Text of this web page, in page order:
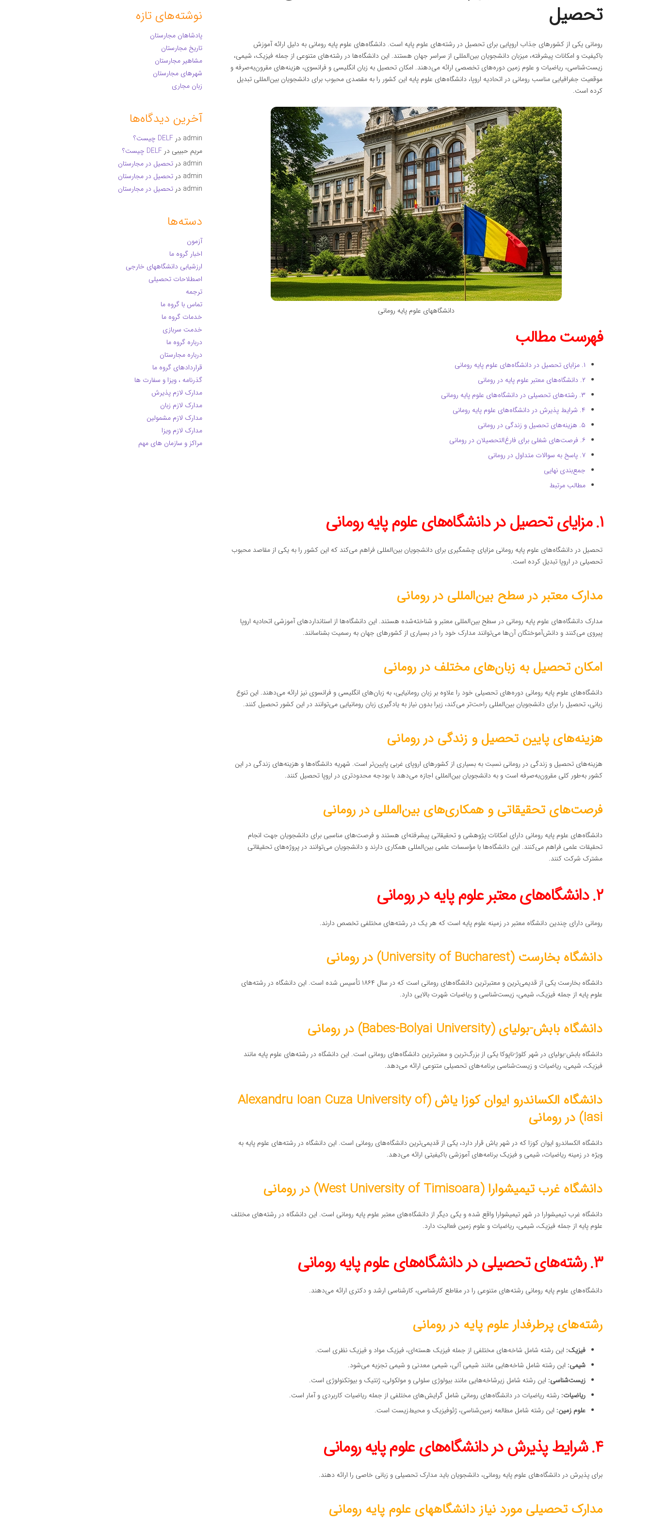
تحصیل
رومانی یکی از کشورهای جذاب اروپایی برای تحصیل در رشته‌های علوم پایه است. دانشگاه‌های علوم پایه رومانی به دلیل ارائه آموزش
باکیفیت و امکانات پیشرفته، میزبان دانشجویان بین‌المللی از سراسر جهان هستند. این دانشگاه‌ها در رشته‌های متنوعی از جمله فیزیک، شیمی،
زیست‌شناسی، ریاضیات و علوم زمین دوره‌های تخصصی ارائه می‌دهند. امکان تحصیل به زبان انگلیسی و فرانسوی، هزینه‌های مقرون‌به‌صرفه و
موقعیت جغرافیایی مناسب رومانی در اتحادیه اروپا، دانشگاه‌های علوم پایه این کشور را به مقصدی محبوب برای دانشجویان بین‌المللی تبدیل
کرده است.
دانشگاههای علوم پایه رومانی
فهرست مطالب
۱. مزایای تحصیل در دانشگاه‌های علوم پایه رومانی
۲. دانشگاه‌های معتبر علوم پایه در رومانی
۳. رشته‌های تحصیلی در دانشگاه‌های علوم پایه رومانی
۴. شرایط پذیرش در دانشگاه‌های علوم پایه رومانی
۵. هزینه‌های تحصیل و زندگی در رومانی
۶. فرصت‌های شغلی برای فارغ‌التحصیلان در رومانی
۷. پاسخ به سوالات متداول در رومانی
جمع‌بندی نهایی
مطالب مرتبط
۱. مزایای تحصیل در دانشگاه‌های علوم پایه رومانی
تحصیل در دانشگاه‌های علوم پایه رومانی مزایای چشمگیری برای دانشجویان بین‌المللی فراهم می‌کند که این کشور را به یکی از مقاصد محبوب
تحصیلی در اروپا تبدیل کرده است.
مدارک معتبر در سطح بین‌المللی در رومانی
مدارک دانشگاه‌های علوم پایه رومانی در سطح بین‌المللی معتبر و شناخته‌شده هستند. این دانشگاه‌ها از استانداردهای آموزشی اتحادیه اروپا
پیروی می‌کنند و دانش‌آموختگان آن‌ها می‌توانند مدارک خود را در بسیاری از کشورهای جهان به رسمیت بشناسانند.
امکان تحصیل به زبان‌های مختلف در رومانی
دانشگاه‌های علوم پایه رومانی دوره‌های تحصیلی خود را علاوه بر زبان رومانیایی، به زبان‌های انگلیسی و فرانسوی نیز ارائه می‌دهند. این تنوع
زبانی، تحصیل را برای دانشجویان بین‌المللی راحت‌تر می‌کند، زیرا بدون نیاز به یادگیری زبان رومانیایی می‌توانند در این کشور تحصیل کنند.
هزینه‌های پایین تحصیل و زندگی در رومانی
هزینه‌های تحصیل و زندگی در رومانی نسبت به بسیاری از کشورهای اروپای غربی پایین‌تر است. شهریه دانشگاه‌ها و هزینه‌های زندگی در این
کشور به‌طور کلی مقرون‌به‌صرفه است و به دانشجویان بین‌المللی اجازه می‌دهد با بودجه محدودتری در اروپا تحصیل کنند.
فرصت‌های تحقیقاتی و همکاری‌های بین‌المللی در رومانی
دانشگاه‌های علوم پایه رومانی دارای امکانات پژوهشی و تحقیقاتی پیشرفته‌ای هستند و فرصت‌های مناسبی برای دانشجویان جهت انجام
تحقیقات علمی فراهم می‌کنند. این دانشگاه‌ها با مؤسسات علمی بین‌المللی همکاری دارند و دانشجویان می‌توانند در پروژه‌های تحقیقاتی
مشترک شرکت کنند.
۲. دانشگاه‌های معتبر علوم پایه در رومانی
رومانی دارای چندین دانشگاه معتبر در زمینه علوم پایه است که هر یک در رشته‌های مختلفی تخصص دارند.
دانشگاه بخارست (University of Bucharest) در رومانی
دانشگاه بخارست یکی از قدیمی‌ترین و معتبرترین دانشگاه‌های رومانی است که در سال ۱۸۶۴ تأسیس شده است. این دانشگاه در رشته‌های
علوم پایه از جمله فیزیک، شیمی، زیست‌شناسی و ریاضیات شهرت بالایی دارد.
دانشگاه بابش-بولیای (Babes-Bolyai University) در رومانی
دانشگاه بابش-بولیای در شهر کلوژ-ناپوکا یکی از بزرگ‌ترین و معتبرترین دانشگاه‌های رومانی است. این دانشگاه در رشته‌های علوم پایه مانند
فیزیک، شیمی، ریاضیات و زیست‌شناسی برنامه‌های تحصیلی متنوعی ارائه می‌دهد.
دانشگاه الکساندرو ایوان کوزا یاش (Alexandru Ioan Cuza University of
Iasi) در رومانی
دانشگاه الکساندرو ایوان کوزا که در شهر یاش قرار دارد، یکی از قدیمی‌ترین دانشگاه‌های رومانی است. این دانشگاه در رشته‌های علوم پایه به
ویژه در زمینه ریاضیات، شیمی و فیزیک برنامه‌های آموزشی باکیفیتی ارائه می‌دهد.
دانشگاه غرب تیمیشوارا (West University of Timisoara) در رومانی
دانشگاه غرب تیمیشوارا در شهر تیمیشوارا واقع شده و یکی دیگر از دانشگاه‌های معتبر علوم پایه رومانی است. این دانشگاه در رشته‌های مختلف
علوم پایه از جمله فیزیک، شیمی، ریاضیات و علوم زمین فعالیت دارد.
۳. رشته‌های تحصیلی در دانشگاه‌های علوم پایه رومانی
دانشگاه‌های علوم پایه رومانی رشته‌های متنوعی را در مقاطع کارشناسی، کارشناسی ارشد و دکتری ارائه می‌دهند.
رشته‌های پرطرفدار علوم پایه در رومانی
فیزیک: این رشته شامل شاخه‌های مختلفی از جمله فیزیک هسته‌ای، فیزیک مواد و فیزیک نظری است.
شیمی: این رشته شامل شاخه‌هایی مانند شیمی آلی، شیمی معدنی و شیمی تجزیه می‌شود.
زیست‌شناسی: این رشته شامل زیرشاخه‌هایی مانند بیولوژی سلولی و مولکولی، ژنتیک و بیوتکنولوژی است.
ریاضیات: رشته ریاضیات در دانشگاه‌های رومانی شامل گرایش‌های مختلفی از جمله ریاضیات کاربردی و آمار است.
علوم زمین: این رشته شامل مطالعه زمین‌شناسی، ژئوفیزیک و محیط‌زیست است.
۴. شرایط پذیرش در دانشگاه‌های علوم پایه رومانی
برای پذیرش در دانشگاه‌های علوم پایه رومانی، دانشجویان باید مدارک تحصیلی و زبانی خاصی را ارائه دهند.
مدارک تحصیلی مورد نیاز دانشگاههای علوم پایه رومانی
نوشته‌های تازه
پادشاهان مجارستان
تاریخ مجارستان
مشاهیر مجارستان
شهرهای مجارستان
زبان مجاری
آخرین دیدگاه‌ها
admin در DELF چیست؟
مریم حبیبی در DELF چیست؟
admin در تحصیل در مجارستان
admin در تحصیل در مجارستان
admin در تحصیل در مجارستان
دسته‌ها
آزمون
اخبار گروه ما
ارزشیابی دانشگاههای خارجی
اصطلاحات تحصیلی
ترجمه
تماس با گروه ما
خدمات گروه ما
خدمت سربازی
درباره گروه ما
درباره مجارستان
قراردادهای گروه ما
گذرنامه ، ویزا و سفارت ها
مدارک لازم پذیرش
مدارک لازم زبان
مدارک لازم مشمولین
مدارک لازم ویزا
مراکز و سازمان های مهم